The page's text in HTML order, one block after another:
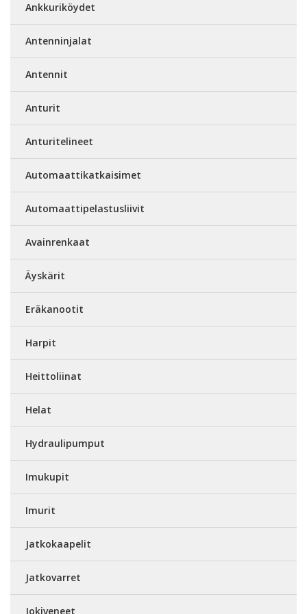
Ankkuriköydet
Antenninjalat
Antennit
Anturit
Anturitelineet
Automaattikatkaisimet
Automaattipelastusliivit
Avainrenkaat
Äyskärit
Eräkanootit
Harpit
Heittoliinat
Helat
Hydraulipumput
Imukupit
Imurit
Jatkokaapelit
Jatkovarret
Jokiveneet